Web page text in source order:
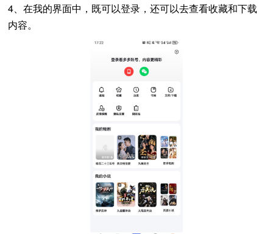
4、在我的界面中，既可以登录，还可以去查看收藏和下载
内容。